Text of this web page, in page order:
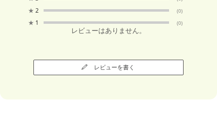
★ 2 (0)
★ 1 (0)
レビューはありません。
レビューを書く